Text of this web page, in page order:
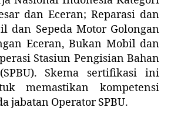
dan Eceran; Reparasi dan
dan Sepeda Motor Golongan
Eceran, Bukan Mobil dan
Stasiun Pengisian Bahan
Skema sertifikasi ini
memastikan kompetensi
jabatan Operator SPBU.